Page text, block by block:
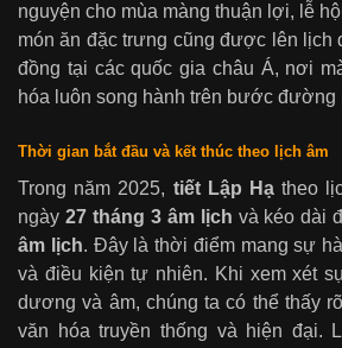
nguyện cho mùa màng thuận lợi, lễ
món ăn đặc trưng cũng được lên lịch
đồng tại các quốc gia châu Á, nơi
hóa luôn song hành trên bước đường
Thời gian bắt đầu và kết thúc theo lịch âm
Trong năm 2025, tiết Lập Hạtheo
ngày 27 tháng 3 âm lịch và kéo dài
âm lịch. Đây là thời điểm mang sự
và điều kiện tự nhiên. Khi xem xét
dương và âm, chúng ta có thể thấy
văn hóa truyền thống và hiện đại.